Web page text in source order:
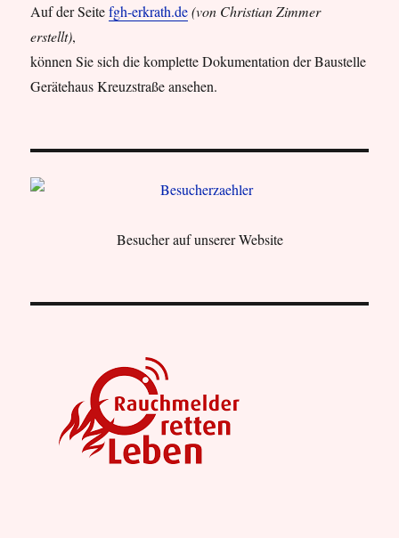
Auf der Seitefgh-erkrath.de (von Christian Zimmer
erstellt),
können Sie sich die komplette Dokumentation der Baustelle
Gerätehaus Kreuzstraße ansehen.
Besucher auf unserer Website